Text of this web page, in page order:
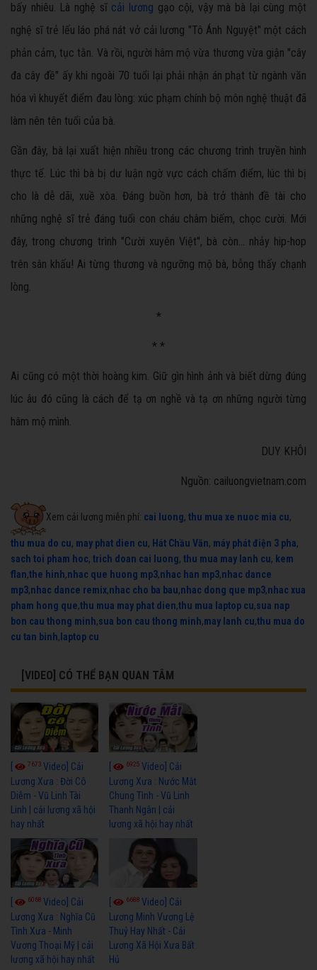
bấy nhiêu. Là nghệ sĩ cải lương gạo cội, vậy mà bà lại cùng một
nghệ sĩ trẻ lếu láo phá nát vở cải lương "Tô Ánh Nguyệt" một cách
phản cảm, tục tằn. Và rồi, người hâm mộ vừa thương vừa giận "cây
đa cây đề" ấy khi ngoài 70 tuổi lại phải nhận án phạt từ ngành văn
hóa vì khuyết điểm đau lòng: xúc phạm chính bộ môn nghệ thuật đã
làm nên tên tuổi của bà.
Gần đây, bà lại xuất hiện nhiều trong các chương trình truyền hình
thực tế. Lúc thì bà bị dư luận ngờ vực cách chấm điểm, lúc thì bị
cho là dễ dãi, xuề xòa. Đáng buồn hơn, bà trở thành đề tài cho
những nghệ sĩ trẻ đáng tuổi con cháu châm biếm, chọc cười. Mới
đây, trong chương trình "Cười xuyên Việt", bà còn… nhảy hip-hop
trên sân khấu! Ai từng thương và ngưỡng mộ bà, bỗng thấy chạnh
lòng.
*
* *
Ai cũng có một thời hoàng kim. Giữ gìn hình ảnh và biết dừng đúng
lúc âu đó cũng là cách để tạ ơn nghề và tạ ơn những người từng
hâm mộ mình.
DUY KHÔI
Nguồn: cailuongvietnam.com
Xem cải lương miễn phí: cai luong, thu mua xe nuoc mia cu,
thu mua do cu, may phat dien cu, Hát Chầu Văn, máy phát điện 3 pha,
sach toi pham hoc, trich doan cai luong, thu mua may lanh cu, kem
flan,the hinh,nhac que huong mp3,nhac han mp3,nhac dance
mp3,nhac dance remix,nhac cho ba bau,nhac dong que mp3,nhac xua
pham hong que,thu mua may phat dien,thu mua laptop cu,sua nap
bon cau thong minh,sua bon cau thong minh,may lanh cu,thu mua do
cu tan binh, laptop cu
[VIDEO] CÓ THỂ BẠN QUAN TÂM
7673 Video] Cải
Lương Xưa : Đời Cô
Diễm - Vũ Linh Tài
Linh | cải lương xã hội
hay nhất
6925Video] Cải
Lương Xưa : Nước Mắt
Chung Tình - Vũ Linh
Thanh Ngân | cải
lương xã hội hay nhất
6068 Video] Cải
Lương Xưa : Nghĩa Cũ
Tình Xưa - Minh
Vương Thoại Mỹ | cải
lương xã hội hay nhất
6688Video] Cải
Lương Minh Vương Lệ
Thuỷ Hay Nhất - Cải
Lương Xã Hội Xưa Bất
Hủ